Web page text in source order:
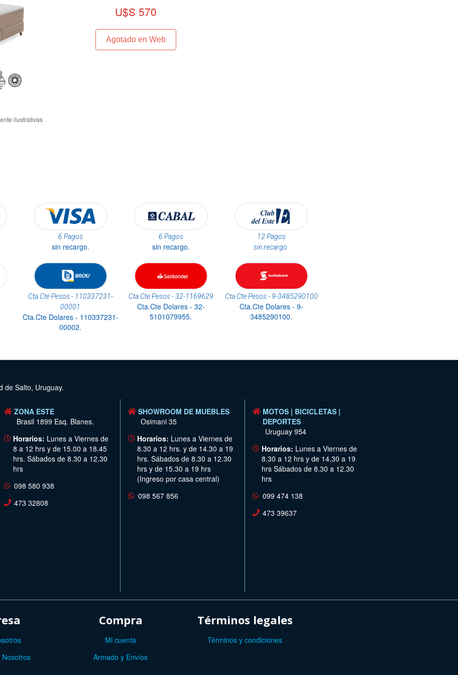
U$S 570
Agotado en Web
6 Pagos
sin recargo.
6 Pagos
sin recargo.
12 Pagos
sin recargo.
Cta.Cte Pesos - 110337231-
00001
Cta.Cte Dolares - 110337231-
00002.
Cta.Cte Pesos - 32-1169629
Cta.Cte Dolares - 32-
5101079955.
Cta.Cte Pesos - 9-3485290100
Cta.Cte Dolares - 9-
3485290100.
de Salto, Uruguay.
ZONA ESTE
Brasil 1899 Esq. Blanes.
Horarios: Lunes a Viernes de
8 a 12 hrs y de 15.00 a 18.45
hrs. Sábados de 8.30 a 12.30
hrs
098 580 938
473 32808
SHOWROOM DE MUEBLES
Osimani 35
Horarios: Lunes a Viernes de
8.30 a 12 hrs. y de 14.30 a 19
hrs. Sábados de 8.30 a 12.30
hrs y de 15.30 a 19 hrs
(Ingreso por casa central)
098 567 856
MOTOS | BICICLETAS |
DEPORTES
Uruguay 954
Horarios: Lunes a Viernes de
8.30 a 12 hrs y de 14.30 a 19
hrs Sábados de 8.30 a 12.30
hrs
099 474 138
473 39637
Compra
Mi cuenta
Armado y Envíos
Términos legales
Términos y condiciones